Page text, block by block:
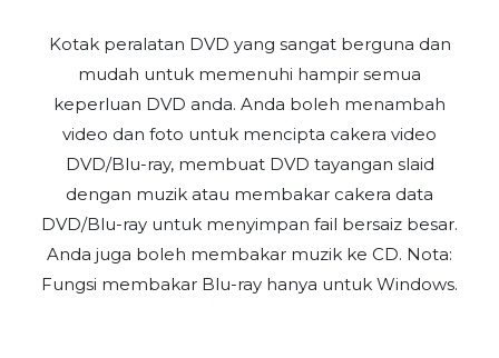
Kotak peralatan DVD yang sangat berguna dan
mudah untuk memenuhi hampir semua
keperluan DVD anda. Anda boleh menambah
video dan foto untuk mencipta cakera video
DVD/Blu-ray, membuat DVD tayangan slaid
dengan muzik atau membakar cakera data
DVD/Blu-ray untuk menyimpan fail bersaiz besar.
Anda juga boleh membakar muzik ke CD. Nota:
Fungsi membakar Blu-ray hanya untuk Windows.